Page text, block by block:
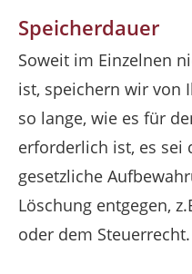
Speicherdauer
Soweit im Einzelnen
ist, speichern wir von
so lange, wie es für
erforderlich ist, es sei
gesetzliche
Löschung entgegen,
oder dem Steuerrecht.